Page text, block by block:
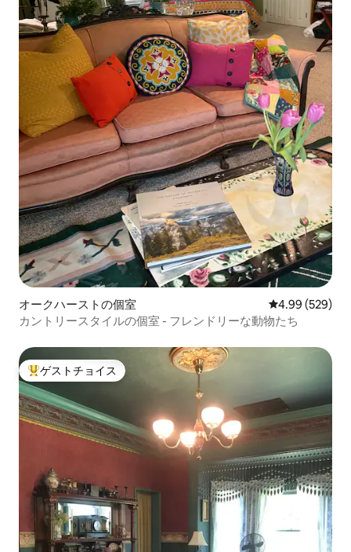
オークハーストの個室 レビュー529
4.99 (529)
カントリースタイルの個室 - フレンドリーな動物たち
大好評のゲストチョイスです。
ゲストチョイス